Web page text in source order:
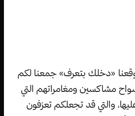
«دخلك بتعرف» جمعنا لكم
ومغامراتهم التي
والتي قد تجعلكم تعزفون